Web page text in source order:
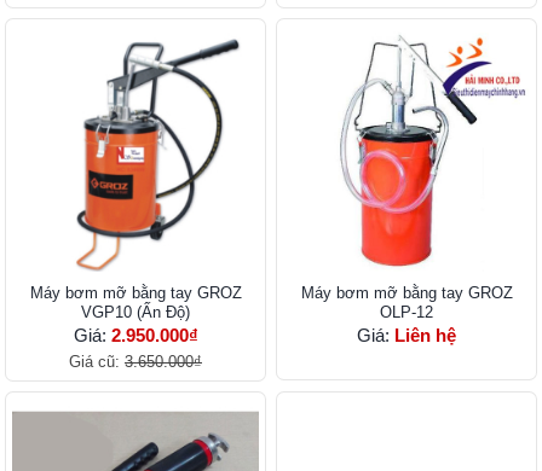
Máy bơm mỡ bằng tay GROZ
VGP10 (Ấn Độ)
Giá: 2.950.000₫
Giá cũ: 3.650.000₫
Máy bơm mỡ bằng tay GROZ
OLP-12
Giá: Liên hệ